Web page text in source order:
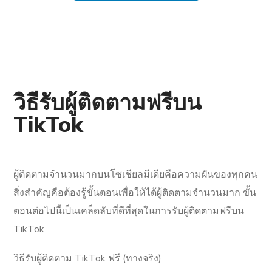
วิธีรับผู้ติดตามฟรีบน
TikTok
ผู้ติดตามจำนวนมากบนโซเชียลมีเดียคือความฝันของทุกคน
สิ่งสำคัญคือต้องรู้ขั้นตอนเพื่อให้ได้ผู้ติดตามจำนวนมาก ขั้น
ตอนต่อไปนี้เป็นเคล็ดลับที่ดีที่สุดในการรับผู้ติดตามฟรีบน
TikTok
วิธีรับผู้ติดตาม TikTok ฟรี (ทางจริง)